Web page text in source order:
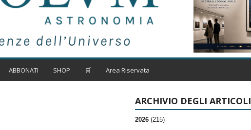
ABBONATI SHOP 🛒 Area Riservata
ARCHIVIO DEGLI ARTICOLI
2026 (215)